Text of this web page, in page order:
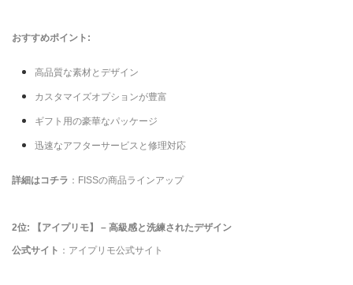
おすすめポイント:
高品質な素材とデザイン
カスタマイズオプションが豊富
ギフト用の豪華なパッケージ
迅速なアフターサービスと修理対応
詳細はコチラ ：FISSの商品ラインアップ
2位: 【アイプリモ】 – 高級感と洗練されたデザイン
公式サイト ：アイプリモ公式サイト